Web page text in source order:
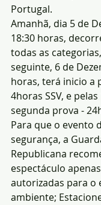
Portugal.
Amanhã, dia 5 de
18:30 horas,
todas as
seguinte, 6 de
horas, terá inicio a
4horas SSV, e
segunda prova -
Para que o evento
segurança, a
Republicana
espectáculo
autorizadas para o
ambiente;